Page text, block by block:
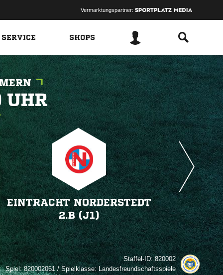
Vermarktungspartner:
SHOPS

EINTRACHT NORDERSTEDT
2.B (J1)
Staffel-ID:820002
Spiel:820002061 / Spielklasse: Landesfreundschaftsspiele